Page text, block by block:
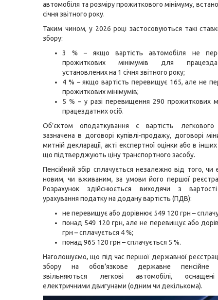
автомобіля та розміру прожиткового мінімуму,
січня звітного року.
Таким чином, у 2026 році застосовуються такі
збору:
3 % – якщо вартість автомобіля не
прожиткових мінімумів для
установлених на 1 січня звітного року;
4 % – якщо вартість перевищує 165, але не
прожиткових мінімумів;
5 % – у разі перевищення 290 прожиткових
працездатних осіб.
Об’єктом оподаткування є вартість легкового
зазначена в договорі купівлі-продажу, договорі
митній декларації, акті експертної оцінки або в
що підтверджують ціну транспортного засобу.
Пенсійний збір сплачується незалежно від того, чи
новим, чи вживаним, за умови його першої
Розрахунок здійснюється виходячи з
урахування податку на додану вартість (ПДВ):
не перевищує або дорівнює 549 120 грн –
понад 549 120 грн, але не перевищує або
грн – сплачується 4 %;
понад 965 120 грн – сплачується 5 %.
Наголошуємо, що під час першої державної
збору на обов’язкове державне пенсійне
звільняються легкові автомобілі,
електричними двигунами (одним чи декількома).